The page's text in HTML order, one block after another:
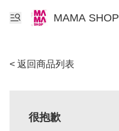
MAMA SHOP
< 返回商品列表
很抱歉